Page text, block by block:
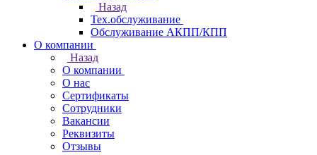
Назад
Тех.обслуживание
Обслуживание АКПП/КПП
О компании
Назад
О компании
О нас
Сертификаты
Сотрудники
Вакансии
Реквизиты
Отзывы